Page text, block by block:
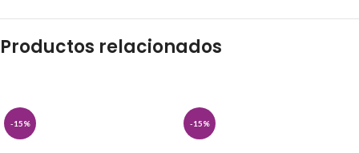
Productos relacionados
-15% -15%